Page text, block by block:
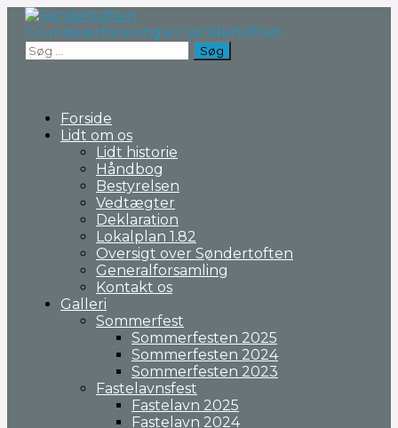
Fortsæt
indhold
Grundejerforeningen Søndertoften
Søg
efter:
Forside
Lidt om os
Lidt historie
Håndbog
Bestyrelsen
Vedtægter
Deklaration
Lokalplan 1.82
Oversigt over Søndertoften
Generalforsamling
Kontakt os
Galleri
Sommerfest
Sommerfesten 2025
Sommerfesten 2024
Sommerfesten 2023
Fastelavnsfest
Fastelavn 2025
Fastelavn 2024